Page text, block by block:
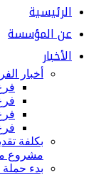
الرئيسية
عن المؤسسة
الأخبار
أخبار
مشروع
بدء